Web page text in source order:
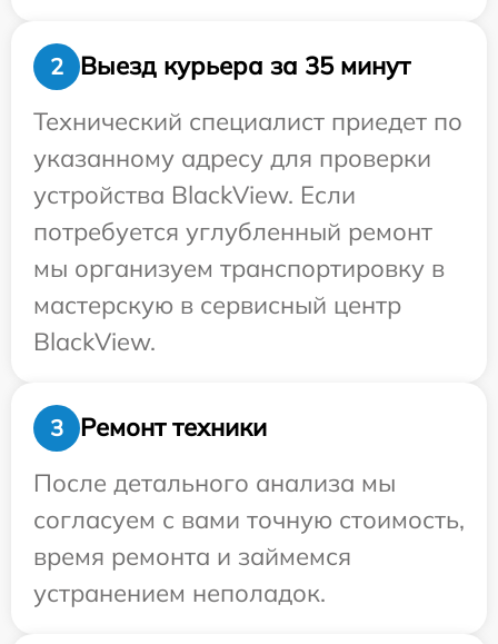
2
Выезд курьера за 35 минут
Технический специалист приедет по
указанному адресу для проверки
устройства BlackView. Если
потребуется углубленный ремонт
мы организуем транспортировку в
мастерскую в сервисный центр
BlackView.
3
Ремонт техники
После детального анализа мы
согласуем с вами точную стоимость,
время ремонта и займемся
устранением неполадок.